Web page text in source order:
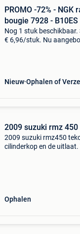
PROMO -72% -
bougie 7928 - B10ES
Nog 1 stuk
€ 6,96/stuk. Nu
Nieuw Ophalen of
2009 suzuki rmz 450
2009 suzuki rmz450
cilinderkop en de uitlaat.
Ophalen